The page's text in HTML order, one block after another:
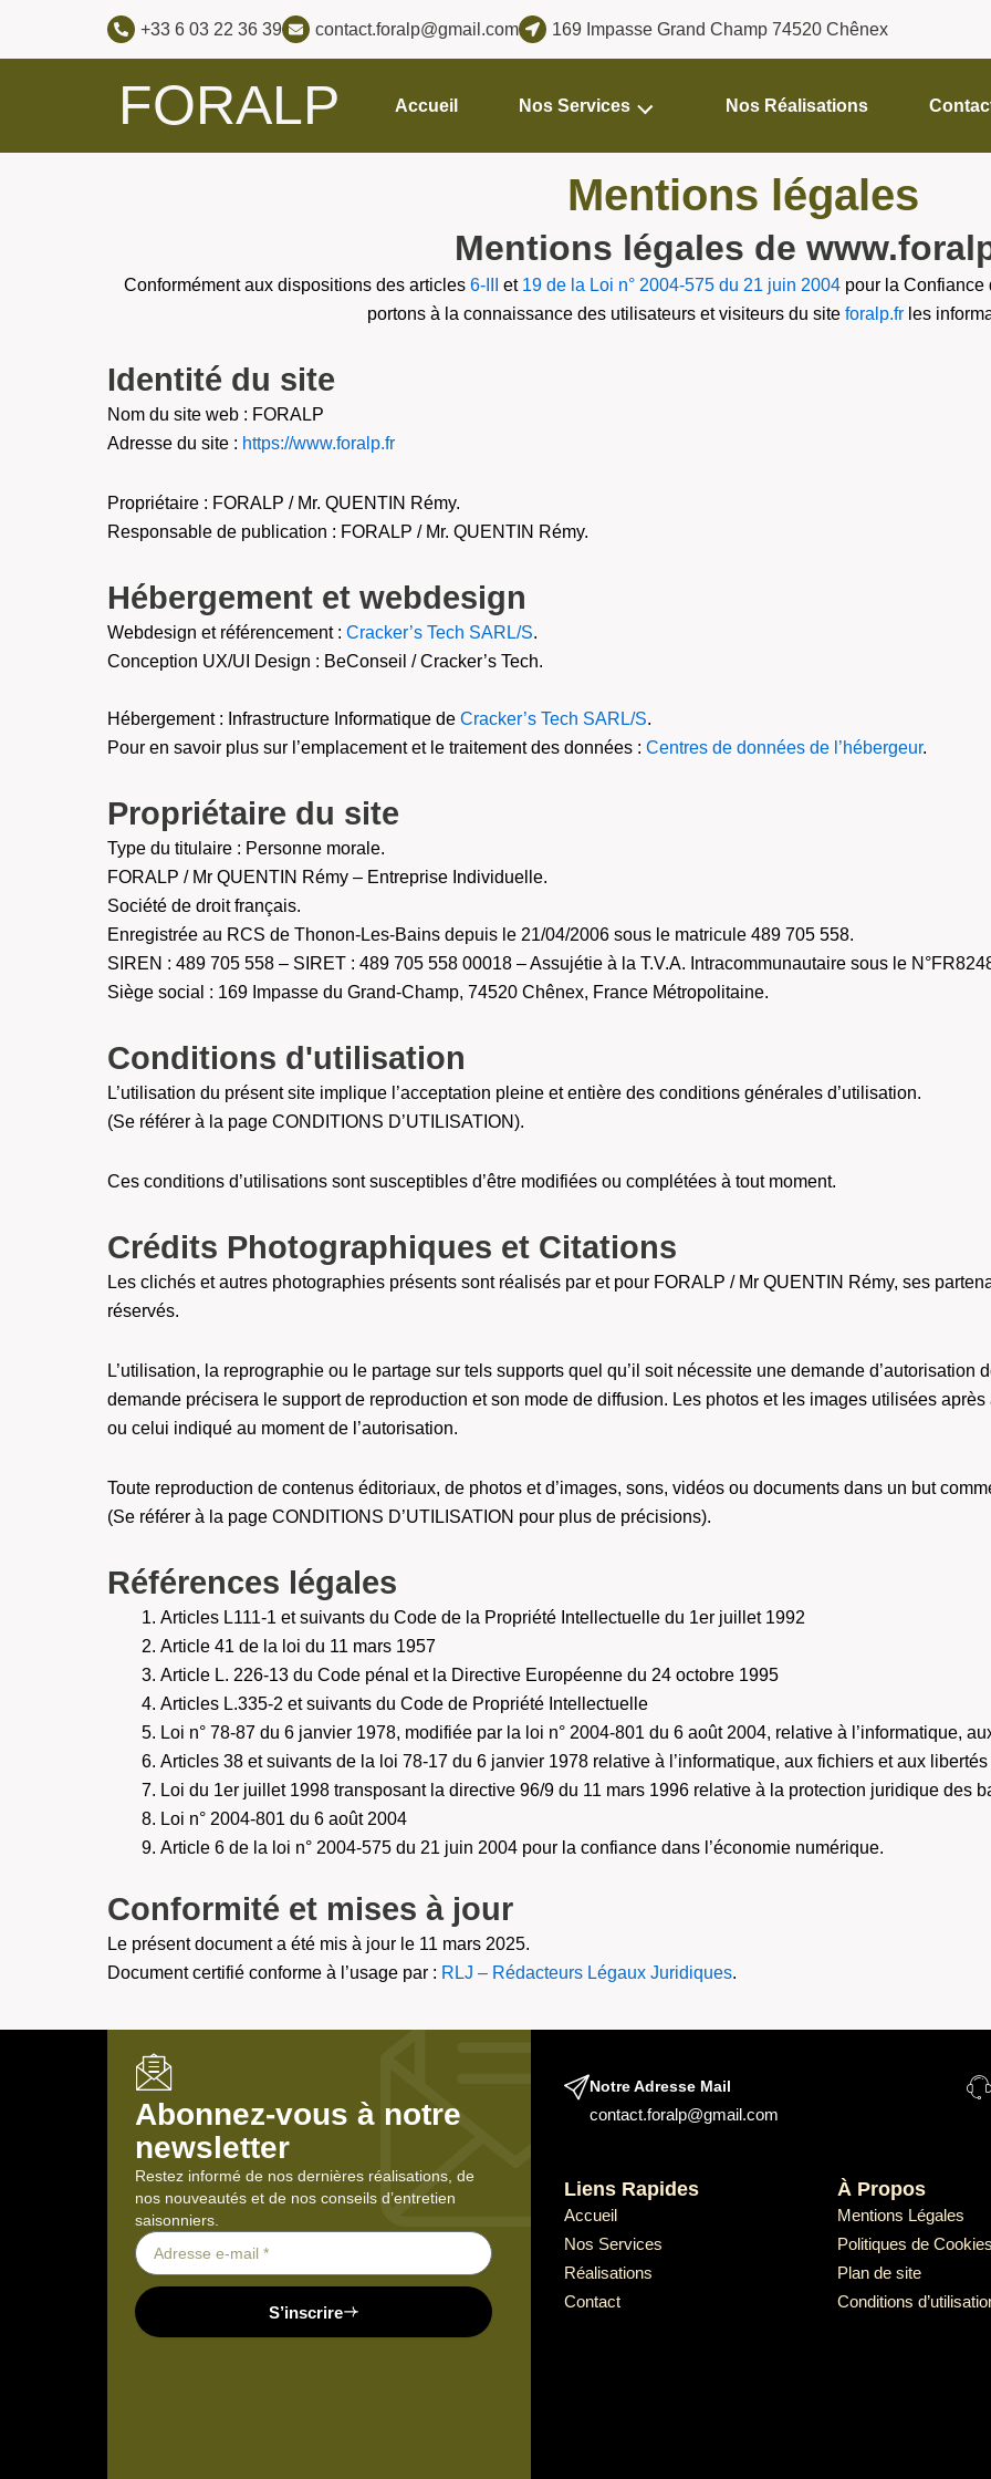
+33 6 03 22 36 39 contact.foralp@gmail.com 169 Impasse Grand Champ 74520 Chênex
FORALP Accueil Nos Services Nos Réalisations
Mentions légales
Mentions légales de
Conformément aux dispositions des articles 6-III et 19 de la Loi n° 2004-575 du 21 juin 2004 pour la Confiance
portons à la connaissance des utilisateurs et visiteurs du site foralp.frles
Identité du site
Nom du site web : FORALP
Adresse du site : https://www.foralp.fr
Propriétaire : FORALP / Mr. QUENTIN Rémy.
Responsable de publication : FORALP / Mr. QUENTIN Rémy.
Hébergement et webdesign
Webdesign et référencement : Cracker’s Tech SARL/S.
Conception UX/UI Design : BeConseil / Cracker’s Tech.
Hébergement : Infrastructure Informatique de Cracker’s Tech SARL/S.
Pour en savoir plus sur l’emplacement et le traitement des données : Centres de données de l’hébergeur.
Propriétaire du site
Type du titulaire : Personne morale.
FORALP / Mr QUENTIN Rémy – Entreprise Individuelle.
Société de droit français.
Enregistrée au RCS de Thonon-Les-Bains depuis le 21/04/2006 sous le matricule 489 705 558.
SIREN : 489 705 558 – SIRET : 489 705 558 00018 – Assujétie à la T.V.A. Intracommunautaire sous le
Siège social : 169 Impasse du Grand-Champ, 74520 Chênex, France Métropolitaine.
Conditions d'utilisation
L’utilisation du présent site implique l’acceptation pleine et entière des conditions générales d’utilisation.
(Se référer à la page CONDITIONS D’UTILISATION).
Ces conditions d’utilisations sont susceptibles d’être modifiées ou complétées à tout moment.
Crédits Photographiques et Citations
Les clichés et autres photographies présents sont réalisés par et pour FORALP / Mr QUENTIN Rémy, ses
réservés.
L’utilisation, la reprographie ou le partage sur tels supports quel qu’il soit nécessite une demande d’autorisation
demande précisera le support de reproduction et son mode de diffusion. Les photos et les images utilisées
ou celui indiqué au moment de l’autorisation.
Toute reproduction de contenus éditoriaux, de photos et d’images, sons, vidéos ou documents dans un but
(Se référer à la page CONDITIONS D’UTILISATION pour plus de précisions).
Références légales
Articles L111-1 et suivants du Code de la Propriété Intellectuelle du 1er juillet 1992
Article 41 de la loi du 11 mars 1957
Article L. 226-13 du Code pénal et la Directive Européenne du 24 octobre 1995
Articles L.335-2 et suivants du Code de Propriété Intellectuelle
Loi n° 78-87 du 6 janvier 1978, modifiée par la loi n° 2004-801 du 6 août 2004, relative à l’informatique,
Articles 38 et suivants de la loi 78-17 du 6 janvier 1978 relative à l’informatique, aux fichiers et aux libertés
Loi du 1er juillet 1998 transposant la directive 96/9 du 11 mars 1996 relative à la protection juridique des
Loi n° 2004-801 du 6 août 2004
Article 6 de la loi n° 2004-575 du 21 juin 2004 pour la confiance dans l’économie numérique.
Conformité et mises à jour
Le présent document a été mis à jour le 11 mars 2025.
Document certifié conforme à l’usage par : RLJ – Rédacteurs Légaux Juridiques.
Abonnez-vous à notre
newsletter
Restez informé de nos dernières réalisations, de
nos nouveautés et de nos conseils d’entretien
saisonniers.
S’inscrire
Notre Adresse Mail
contact.foralp@gmail.com
Liens Rapides
Accueil
Nos Services
Réalisations
Contact
À Propos
Mentions Légales
Politiques de Cookies
Plan de site
Conditions